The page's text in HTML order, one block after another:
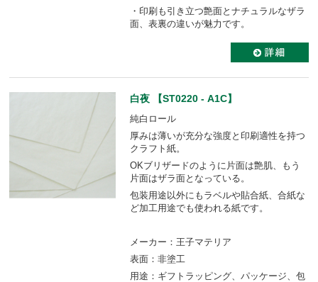
・印刷も引き立つ艶面とナチュラルなザラ
面、表裏の違いが魅力です。
白夜 【ST0220 - A1C】
純白ロール
厚みは薄いが充分な強度と印刷適性を持つ
クラフト紙。
OKブリザードのように片面は艶肌、もう
片面はザラ面となっている。
包装用途以外にもラベルや貼合紙、合紙な
ど加工用途でも使われる紙です。
メーカー：王子マテリア
表面：非塗工
用途：ギフトラッピング、パッケージ、包